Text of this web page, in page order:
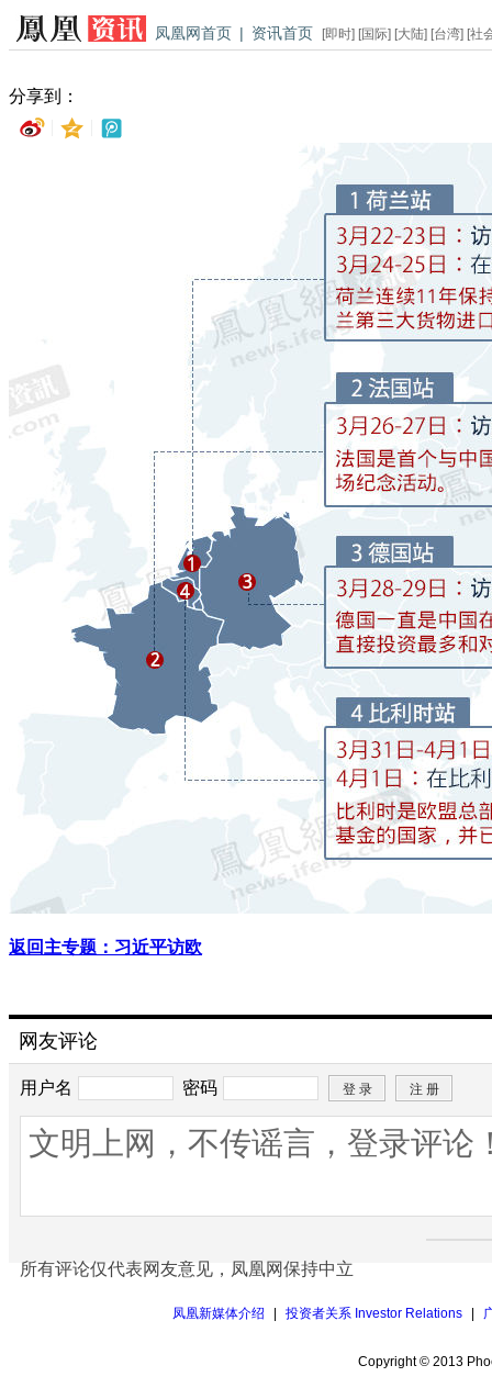
凤凰网首页 | 资讯首页 [即时] [国际] [大陆] [台湾] [社
分享到：
返回主专题：习近平访欧
网友评论
用户名 密码
所有评论仅代表网友意见，凤凰网保持中立
凤凰新媒体介绍 | 投资者关系 Investor Relations |
Copyright © 2013